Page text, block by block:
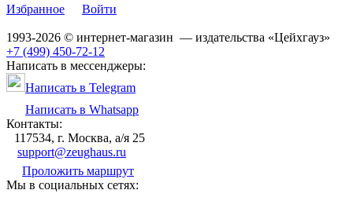
Избранное
Войти
1993-2026 © интернет-магазин — издательства «Цейхгауз»
+7 (499) 450-72-12
Написать в мессенджеры:
Написать в Telegram
Написать в Whatsapp
Контакты:
117534, г. Москва, а/я 25
support@zeughaus.ru
Проложить маршрут
Мы в социальных сетях: